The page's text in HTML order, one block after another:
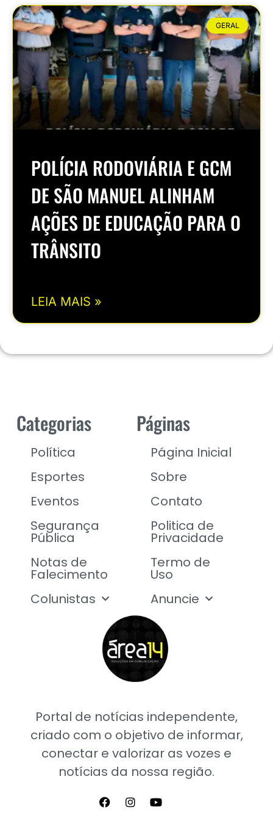
GERAL
POLÍCIA RODOVIÁRIA E GCM
DE SÃO MANUEL ALINHAM
AÇÕES DE EDUCAÇÃO PARA O
TRÂNSITO
LEIA MAIS »
Portal de notícias independente,
criado com o objetivo de informar,
conectar e valorizar as vozes e
notícias da nossa região.
Categorias
Política
Esportes
Eventos
Segurança
Pública
Notas de
Falecimento
Colunistas
Páginas
Página Inicial
Sobre
Contato
Politica de
Privacidade
Termo de
Uso
Anuncie